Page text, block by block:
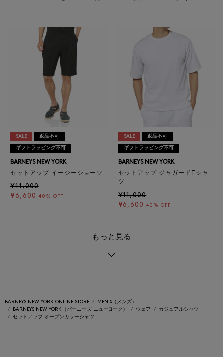
SALE 返品不可
ギフトラッピング不可
BARNEYS NEW YORK
セットアップ イージーショーツ
¥11,000
¥6,600 40% OFF
SALE 返品不可
ギフトラッピング不可
BARNEYS NEW YORK
セットアップ ジャガードTシャ
ツ
¥11,000
¥6,600 40% OFF
もっと見る
BARNEYS NEW YORK ONLINE STORE
MEN'S（メンズ）
BARNEYS NEW YORK（バーニーズ ニューヨーク）
ウェア
カジュアルシャツ
セットアップ オープンカラーシャツ